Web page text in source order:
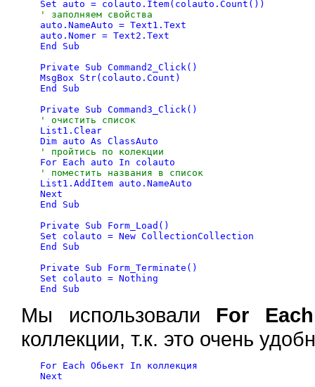
' заполняем свойства
auto.NameAuto = Text1.Text
auto.Nomer = Text2.Text
End Sub
Private Sub Command2_Click()
MsgBox Str(colauto.Count)
End Sub
' очистить список
List1.Clear
' пройтись по колекции
' поместить названия в список
List1.AddItem auto.NameAuto
Next
End Sub
Private Sub Form_Load()
Set colauto = New CollectionCollection
End Sub
Private Sub Form_Terminate()
Set colauto = Nothing
Мы использовали For Each
коллекции, т.к. это очень
For Each Обьект In коллекция